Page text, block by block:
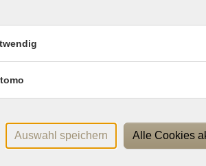
Widerrufsbelehrung
Datenschutzerklärung
Auswahl speichern Alle Cookies